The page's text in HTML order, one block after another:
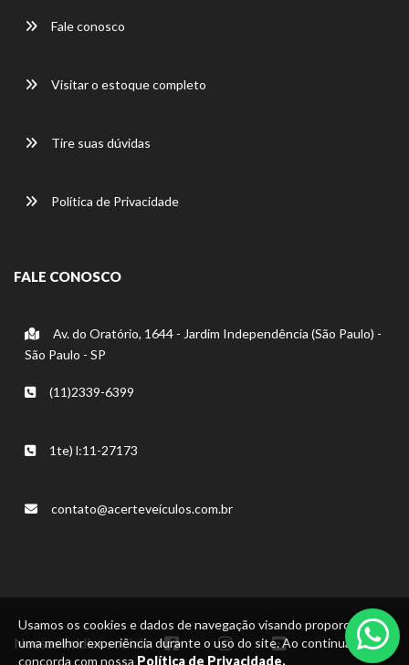
Usamos os cookies e dados de navegação visando proporcionar
uma melhor experiência durante o uso do site. Ao continuar, você
concorda com nossa Política de Privacidade.
Fale conosco
Visitar o estoque completo
Tire suas dúvidas
Política de Privacidade
FALE CONOSCO
Av. do Oratório, 1644 - Jardim Independência (São Paulo) -
São Paulo - SP
(11)2339-6399
1te) l:11-27173
contato@acerteveículos.com.br
Nossas mídias sociais: